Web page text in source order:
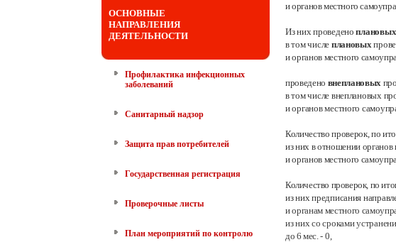
ОСНОВНЫЕ
НАПРАВЛЕНИЯ
ДЕЯТЕЛЬНОСТИ
Профилактика инфекционных
заболеваний
Санитарный надзор
Защита прав потребителей
Государственная регистрация
Проверочные листы
План мероприятий по контролю
и органов местного
Из них проведено
в том числе плановых
и органов местного
проведено внеплановых
в том числе внеплановых
и органов местного
Количество проверок, по
из них в отношении органов
и органов местного
Количество проверок, по
из них предписания
и органам местного
из них со сроками
до 6мес.- 0,